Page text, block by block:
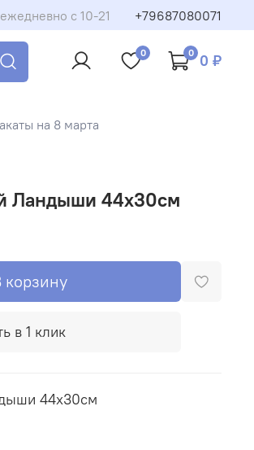
с 10-21 +79687080071
0 0 0 ₽
на 8 марта
Ландыши 44х30см
корзину
в 1 клик
44х30см